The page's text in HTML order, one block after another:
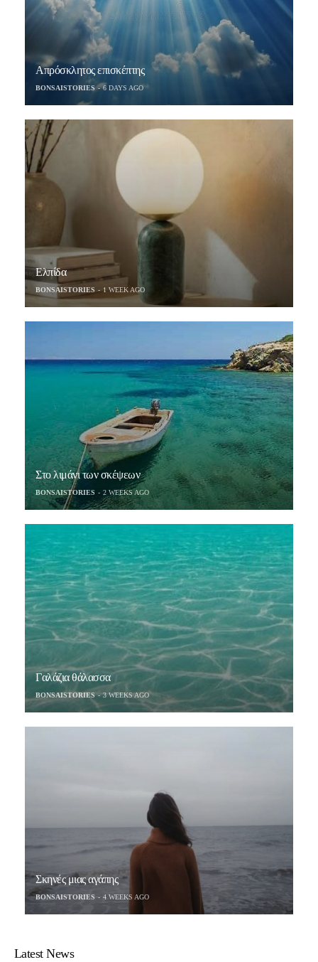
Απρόσκλητος επισκέπτης
BONSAISTORIES 6 DAYS AGO
Ελπίδα
BONSAISTORIES 1 WEEK AGO
Στο λιμάνι των σκέψεων
BONSAISTORIES 2 WEEKS AGO
Γαλάζια θάλασσα
BONSAISTORIES 3 WEEKS AGO
Σκηνές μιας αγάπης
BONSAISTORIES 4 WEEKS AGO
Latest News